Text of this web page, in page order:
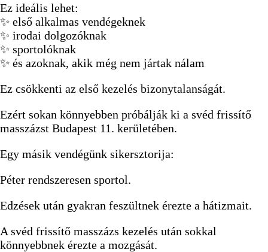
Ez ideális lehet:
✨ első alkalmas vendégeknek
✨ irodai dolgozóknak
✨ sportolóknak
✨ és azoknak, akik még nem jártak nálam
Ez csökkenti az első kezelés bizonytalanságát.
Ezért sokan könnyebben próbálják ki a svéd frissítő
masszázst Budapest 11. kerületében.
Egy másik vendégünk sikersztorija:
Péter rendszeresen sportol.
Edzések után gyakran feszültnek érezte a hátizmait.
A svéd frissítő masszázs kezelés után sokkal
könnyebbnek érezte a mozgását.